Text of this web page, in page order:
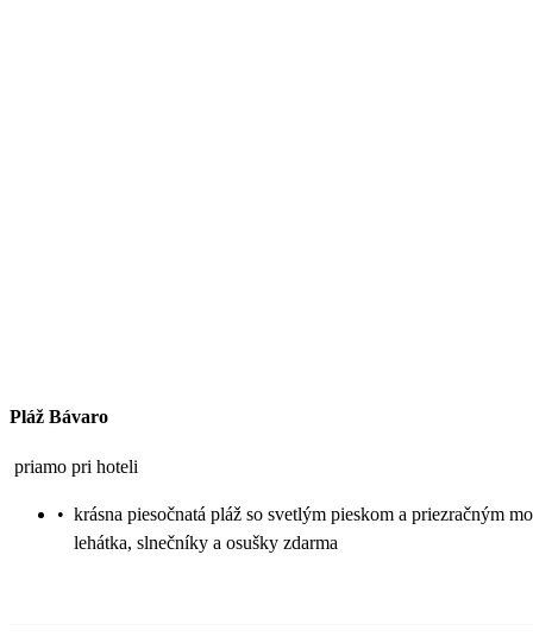
Pláž Bávaro
priamo pri hoteli
• krásna piesočnatá pláž so svetlým pieskom a priezračným
lehátka, slnečníky a osušky zdarma